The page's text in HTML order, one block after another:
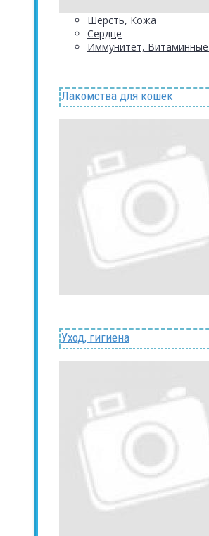
Шерсть, Кожа
Сердце
Иммунитет,
Лакомства для кошек
Уход, гигиена